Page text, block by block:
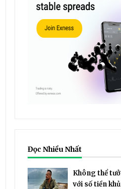
Đọc Nhiều Nhất
Không thể
với số tiền